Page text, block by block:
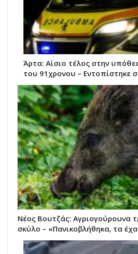
Άρτα: Αίσιο τέλος στην
του 91χρονου – Εντοπίστηκε
Νέος Βουτζάς: Αγριογούρουνα
σκύλο – «Πανικοβλήθηκα, τα